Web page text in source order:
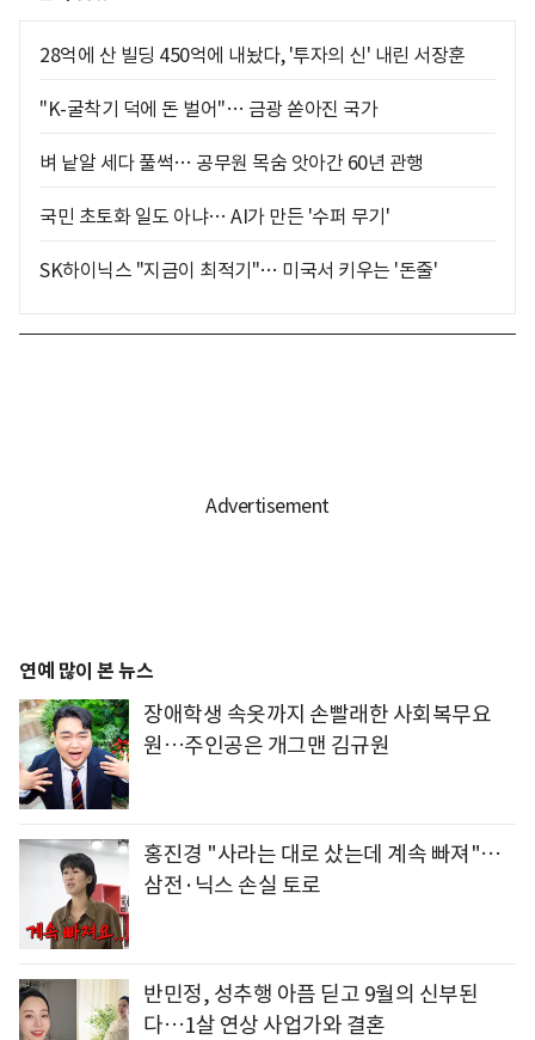
28억에 산 빌딩 450억에 내놨다, '투자의 신' 내린 서장훈
"K-굴착기 덕에 돈 벌어"… 금광 쏟아진 국가
벼 낱알 세다 풀썩… 공무원 목숨 앗아간 60년 관행
국민 초토화 일도 아냐… AI가 만든 '수퍼 무기'
SK하이닉스 "지금이 최적기"… 미국서 키우는 '돈줄'
연예 많이 본 뉴스
장애학생 속옷까지 손빨래한 사회복무요
원…주인공은 개그맨 김규원
홍진경 "사라는 대로 샀는데 계속 빠져"…
삼전·닉스 손실 토로
반민정, 성추행 아픔 딛고 9월의 신부된
다…1살 연상 사업가와 결혼